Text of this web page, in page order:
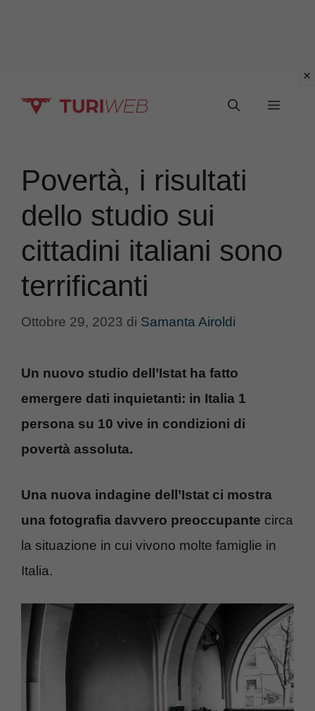
Menu
Povertà, i risultati
dello studio sui
cittadini italiani sono
terrificanti
Ottobre 29, 2023 di Samanta Airoldi
Un nuovo studio dell’Istat ha fatto
emergere dati inquietanti: in Italia 1
persona su 10 vive in condizioni di
povertà assoluta.
Una nuova indagine dell’Istat ci mostra
una fotografia davvero preoccupante circa
la situazione in cui vivono molte famiglie in
Italia.